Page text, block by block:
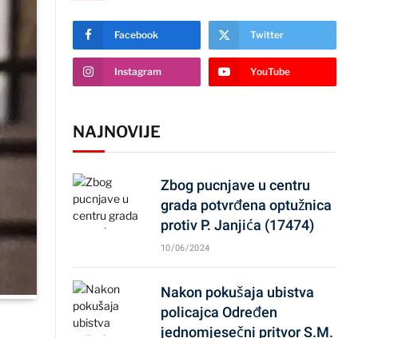
Facebook Twitter
Instagram YouTube
NAJNOVIJE
Zbog pucnjave u centru
grada potvrđena optužnica
protiv P. Janjića (17474)
10/06/2024
Nakon pokušaja ubistva
policajca Određen
jednomjesečni pritvor S.M.